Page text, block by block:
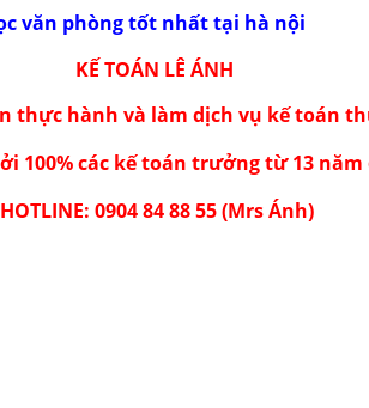
văn phòngtốt nhất tại hà nội
KẾ TOÁN LÊ ÁNH
thực hành và làm dịch vụ kế toán
100% các kế toán trưởng từ 13
HOTLINE: 0904 84 88 55 (Mrs Ánh)